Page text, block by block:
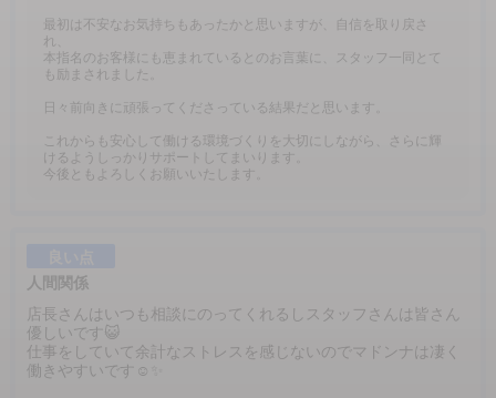
最初は不安なお気持ちもあったかと思いますが、自信を取り戻さ
れ、
本指名のお客様にも恵まれているとのお言葉に、スタッフ一同とて
も励まされました。
日々前向きに頑張ってくださっている結果だと思います。
これからも安心して働ける環境づくりを大切にしながら、さらに輝
けるようしっかりサポートしてまいります。
今後ともよろしくお願いいたします。
人間関係
店長さんはいつも相談にのってくれるしスタッフさんは皆さん
優しいです😺
仕事をしていて余計なストレスを感じないのでマドンナは凄く
働きやすいです☺️✨️